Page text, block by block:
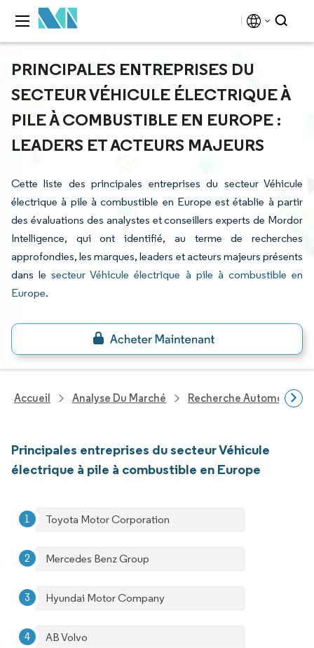
PRINCIPALES ENTREPRISES DU
SECTEUR VÉHICULE ÉLECTRIQUE À
PILE À COMBUSTIBLE EN EUROPE :
LEADERS ET ACTEURS MAJEURS
Cette liste des principales entreprises du secteur Véhicule
électrique à pile à combustible en Europe est établie à partir
des évaluations des analystes et conseillers experts de Mordor
Intelligence, qui ont identifié, au terme de recherches
approfondies, les marques, leaders et acteurs majeurs présents
dans lesecteur Véhicule électrique à pile à combustible en
Europe.
Accueil Analyse Du Marché Recherche Automobile
Principales entreprises du secteur Véhicule
électrique à pile à combustible en Europe
Toyota Motor Corporation
Mercedes Benz Group
Hyundai Motor Company
AB Volvo